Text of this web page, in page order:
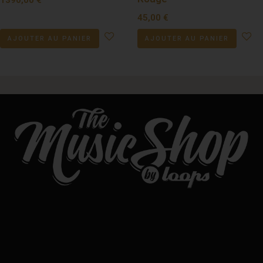
AJOUTER AU PANIER
45,00 €
AJOUTER AU PANIER